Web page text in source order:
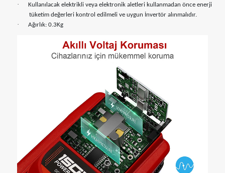
·
Kullanılacak elektrikli veya elektronik aletleri kullanmadan önce enerji
tüketim değerleri kontrol edilmeli ve uygun İnvertör alınmalıdır.
· Ağırlık: 0.3Kg